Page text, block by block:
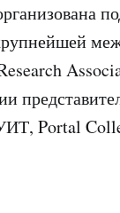
Portal